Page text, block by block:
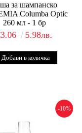
за шампанско
Columba Optic
260 мл - 1 бр
5.98лв.
-10%